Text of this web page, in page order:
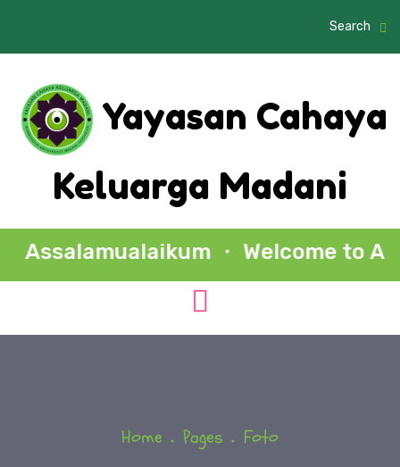
Search
Yayasan Cahaya
Keluarga Madani
・ Welcome to Al
Home Pages Foto